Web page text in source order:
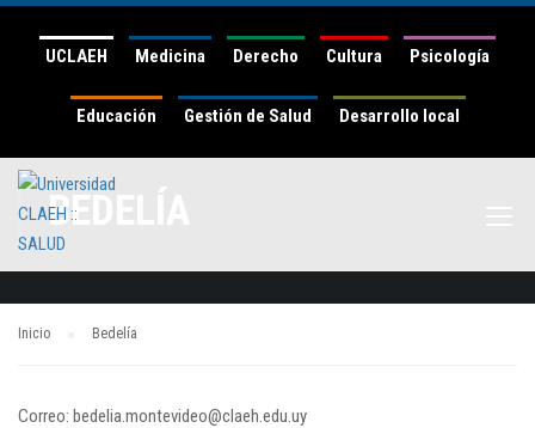
UCLAEH Medicina Derecho Cultura Psicología
Educación Gestión de Salud Desarrollo local
BEDELÍA
Inicio Bedelía
Correo: bedelia.montevideo@claeh.edu.uy